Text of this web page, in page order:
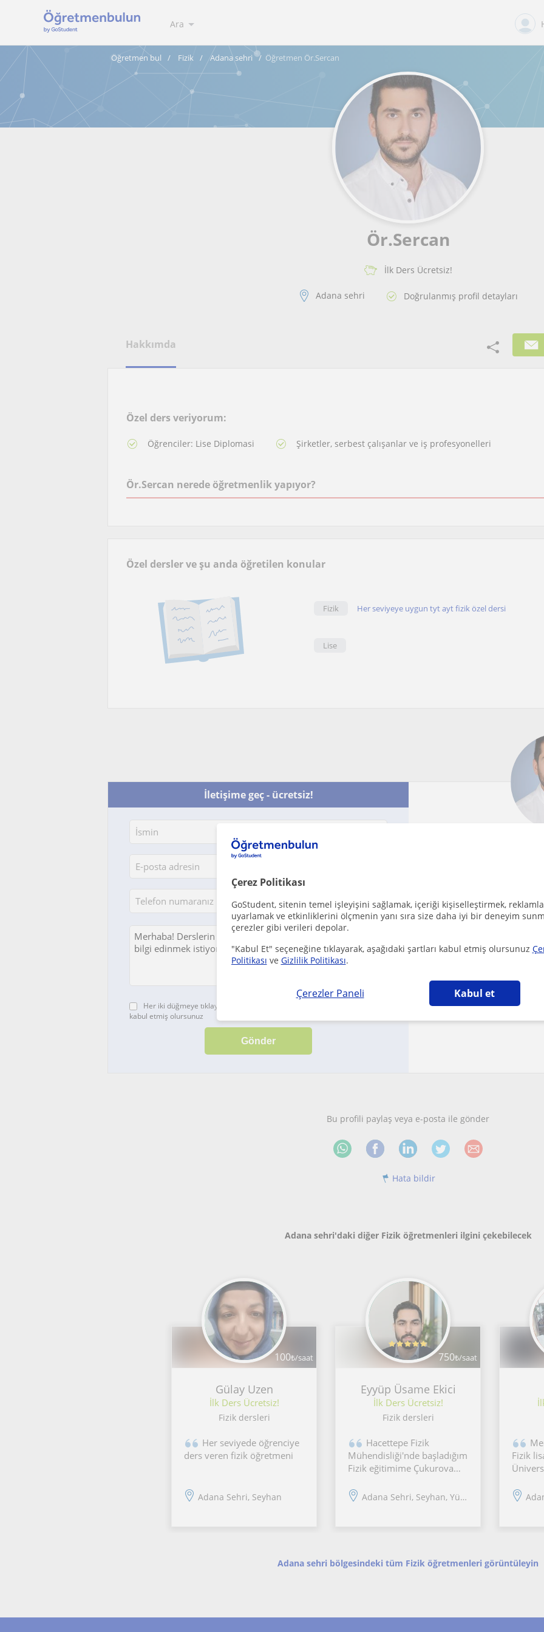
Çerez Politikası
GoStudent, sitenin temel işleyişini sağlamak, içeriği kişiselleştirmek,
uyarlamak ve etkinliklerini ölçmenin yanı sıra size daha iyi bir deneyim
çerezler gibi verileri depolar.
"Kabul Et" seçeneğine tıklayarak, aşağıdaki şartları kabul etmiş olursunuz
Politikası ve Gizlilik Politikası.
Çerezler Paneli Kabul et
Ara
Öğretmen bul Fizik Adana sehri Öğretmen Ör.Sercan
Ör.Sercan
İlk Ders Ücretsiz!
Adana sehri Doğrulanmış profil detayları
Hakkımda
Özel ders veriyorum:
Öğrenciler: Lise Diplomasi Şirketler, serbest çalışanlar ve iş profesyonelleri
Ör.Sercan nerede öğretmenlik yapıyor?
Özel dersler ve şu anda öğretilen konular
Fizik Her seviyeye uygun tyt ayt fizik özel dersi
Lise
İletişime geç - ücretsiz!
Her iki düğmeye tıklayarak,
kabul etmiş olursunuz
İlk
Onaylanmış iletişim
It's been a while
Bu profili paylaş veya e-posta ile gönder
Hata bildir
Adana sehri'daki diğer Fizik öğretmenleri ilgini çekebilecek
100₺/saat
Gülay Uzen
İlk Ders Ücretsiz!
Fizik dersleri
Her seviyede öğrenciye
ders veren fizik öğretmeni
Adana Sehri, Seyhan
750₺/saat
Eyyüp Üsame Ekici
İlk Ders Ücretsiz!
Fizik dersleri
Hacettepe Fizik
Mühendisliği'nde başladığım
Fizik eğitimime Çukurova
ederek Dönem Birincisi ve
Fiziği ve Fen Bilimlerini
Adana Sehri, Seyhan, Yüre...
Fizik
Adana sehri bölgesindeki tüm Fizik öğretmenleri görüntüleyin